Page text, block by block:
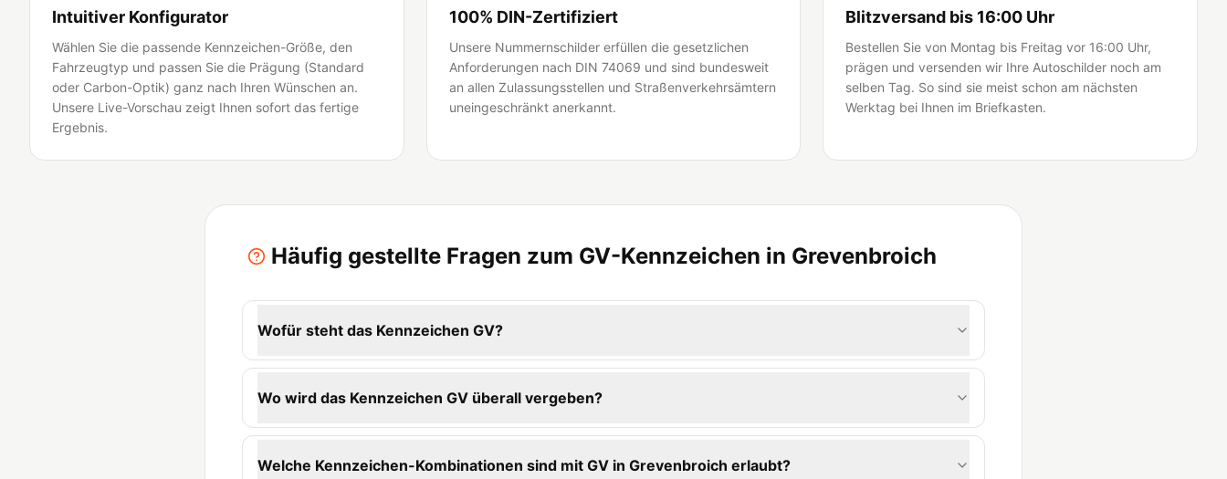
Intuitiver Konfigurator
Wählen Sie die passende Kennzeichen-Größe, den
Fahrzeugtyp und passen Sie die Prägung (Standard
oder Carbon-Optik) ganz nach Ihren Wünschen an.
Unsere Live-Vorschau zeigt Ihnen sofort das fertige
Ergebnis.
100% DIN-Zertifiziert
Unsere Nummernschilder erfüllen die gesetzlichen
Anforderungen nach DIN 74069 und sind bundesweit
an allen Zulassungsstellen und Straßenverkehrsämtern
uneingeschränkt anerkannt.
Blitzversand bis 16:00 Uhr
Bestellen Sie von Montag bis Freitag vor 16:00 Uhr,
prägen und versenden wir Ihre Autoschilder noch am
selben Tag. So sind sie meist schon am nächsten
Werktag bei Ihnen im Briefkasten.
Häufig gestellte Fragen zum GV-Kennzeichen in Grevenbroich
Wofür steht das Kennzeichen GV?
Wo wird das Kennzeichen GV überall vergeben?
Welche Kennzeichen-Kombinationen sind mit GV in Grevenbroich erlaubt?